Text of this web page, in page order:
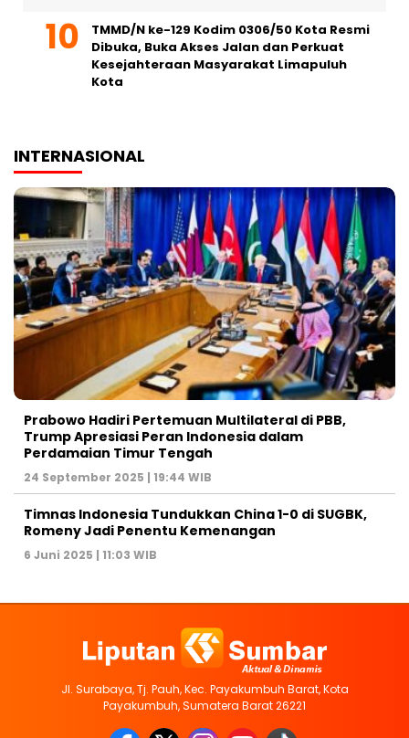
TMMD/N ke-129 Kodim 0306/50 Kota Resmi
Dibuka, Buka Akses Jalan dan Perkuat
Kesejahteraan Masyarakat Limapuluh
Kota
INTERNASIONAL
Prabowo Hadiri Pertemuan Multilateral di PBB,
Trump Apresiasi Peran Indonesia dalam
Perdamaian Timur Tengah
24 September 2025 | 19:44 WIB
Timnas Indonesia Tundukkan China 1-0 di SUGBK,
Romeny Jadi Penentu Kemenangan
6 Juni 2025 | 11:03 WIB
Jl. Surabaya, Tj. Pauh, Kec. Payakumbuh Barat, Kota
Payakumbuh, Sumatera Barat 26221